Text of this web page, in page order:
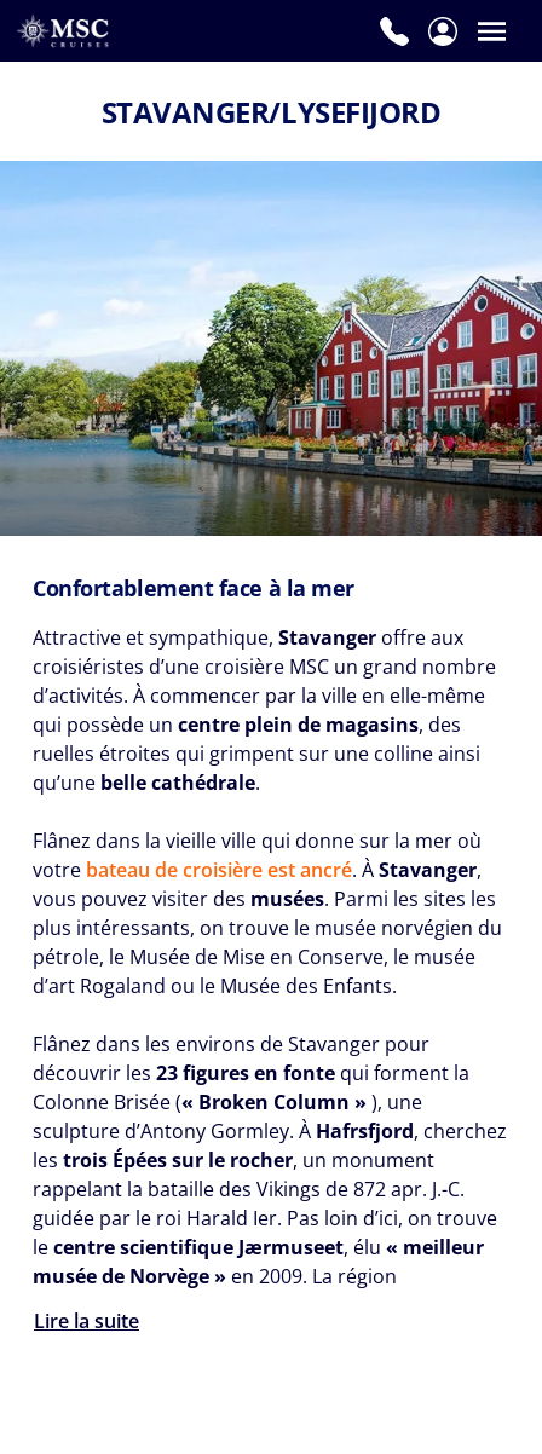
STAVANGER/LYSEFIJORD
Confortablement face à la mer
Attractive et sympathique, Stavanger offre aux
croisiéristes d’une croisière MSC un grand nombre
d’activités. À commencer par la ville en elle-même
qui possède un centre plein de magasins, des
ruelles étroites qui grimpent sur une colline ainsi
qu’une belle cathédrale.
Flânez dans la vieille ville qui donne sur la mer où
votre bateau de croisière est ancré. ÀStavanger,
vous pouvez visiter des musées. Parmi les sites les
plus intéressants, on trouve le musée norvégien du
pétrole, le Musée de Mise en Conserve, le musée
d’art Rogaland ou le Musée des Enfants.
Flânez dans les environs de Stavanger pour
découvrir les 23 figures en fonte qui forment la
Colonne Brisée (« Broken Column » ), une
sculpture d’Antony Gormley. À Hafrsfjord, cherchez
les trois Épées sur le rocher, un monument
rappelant la bataille des Vikings de 872 apr. J.-C.
guidée par le roi Harald Ier. Pas loin d’ici, on trouve
lecentre scientifique Jærmuseet, élu « meilleur
musée de Norvège » en 2009. La région
Lire la suite